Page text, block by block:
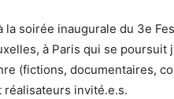
la soirée inaugurale du 3e
à Paris qui se poursuit
(fictions, documentaires,
invité.e.s.